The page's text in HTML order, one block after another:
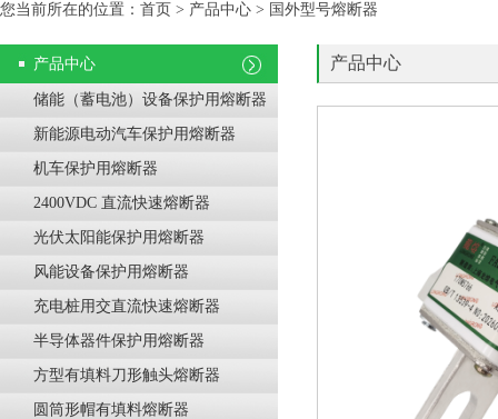
您当前所在的位置：首页 > 产品中心 > 国外型号熔断器
产品中心
储能（蓄电池）设备保护用熔断器
新能源电动汽车保护用熔断器
机车保护用熔断器
2400VDC 直流快速熔断器
光伏太阳能保护用熔断器
风能设备保护用熔断器
充电桩用交直流快速熔断器
半导体器件保护用熔断器
方型有填料刀形触头熔断器
圆筒形帽有填料熔断器
产品中心